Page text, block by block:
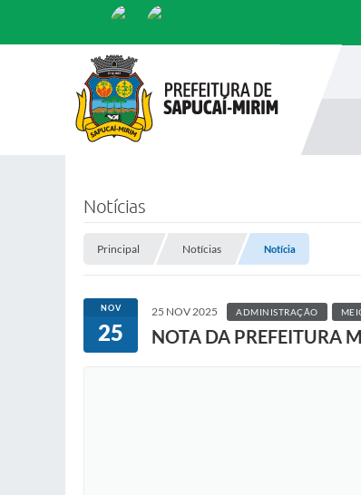
Notícias
Principal Notícias Notícia
NOV
25
25 NOV 2025 ADMINISTRAÇÃO
NOTA DA PREFEITURA